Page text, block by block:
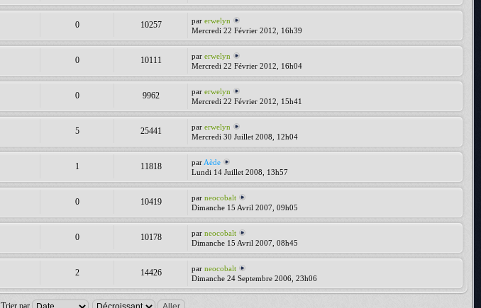
0 10257 parerwelyn
Mercredi 22 Février 2012, 16h39
0 10111 parerwelyn
Mercredi 22 Février 2012, 16h04
0 9962 parerwelyn
Mercredi 22 Février 2012, 15h41
5 25441 parerwelyn
Mercredi 30 Juillet 2008, 12h04
1 11818 par Aède
Lundi 14 Juillet 2008, 13h57
0 10419 parneocobalt
Dimanche 15 Avril 2007, 09h05
0 10178 parneocobalt
Dimanche 15 Avril 2007, 08h45
2 14426 parneocobalt
Dimanche 24 Septembre 2006, 23h06
Trier par